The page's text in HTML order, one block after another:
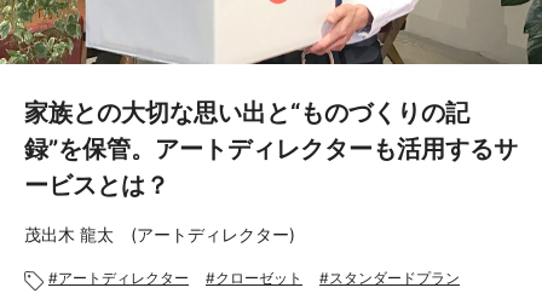
シューズリペア リユース・リサイクル
あんしんサポート
料金
プラン診断
よくある質問
家族との大切な思い出と“ものづくりの記
録”を保管。アートディレクターも活用するサ
ービスとは？
茂出木 龍太 (アートディレクター)
アートディレクター クローゼット
スタンダードプラン